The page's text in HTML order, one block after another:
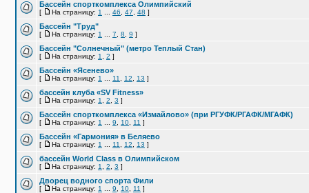
Бассейн спорткомплекса Олимпийский
[ На страницу: 1 46 47 48 ]
Бассейн "Труд"
[ На страницу: 1 7 8 9 ]
Бассейн "Солнечный" (метро Теплый Стан)
[ На страницу: 1 2 ]
Бассейн «Ясенево»
[ На страницу: 1 11 12 13 ]
бассейн клуба «SV Fitness»
[ На страницу: 1 2 3 ]
Бассейн спорткомплекса «Измайлово» (при РГУФК/РГАФК/МГАФК)
[ На страницу: 1 9 10 11 ]
Бассейн «Гармония» в Беляево
[ На страницу: 1 11 12 13 ]
бассейн World Class в Олимпийском
[ На страницу: 1 2 3 ]
Дворец водного спорта Фили
[ На страницу: 1 9 10 11 ]